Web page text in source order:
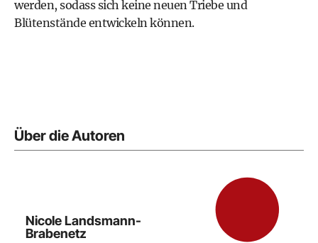
werden, sodass sich keine neuen Triebe und
Blütenstände entwickeln können.
Über die Autoren
Nicole Landsmann-
Brabenetz